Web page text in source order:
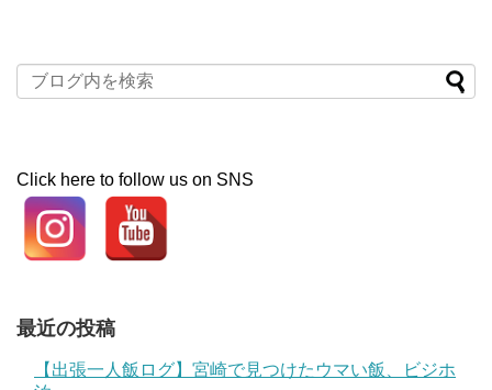
Click here to follow us on SNS
最近の投稿
【出張一人飯ログ】宮崎で見つけたウマい飯、ビジホ